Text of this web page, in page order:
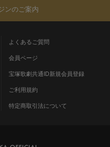
ンのご案内
よくあるご質問
会員ページ
宝塚歌劇共通ID新規会員登録
ご利用規約
特定商取引法について